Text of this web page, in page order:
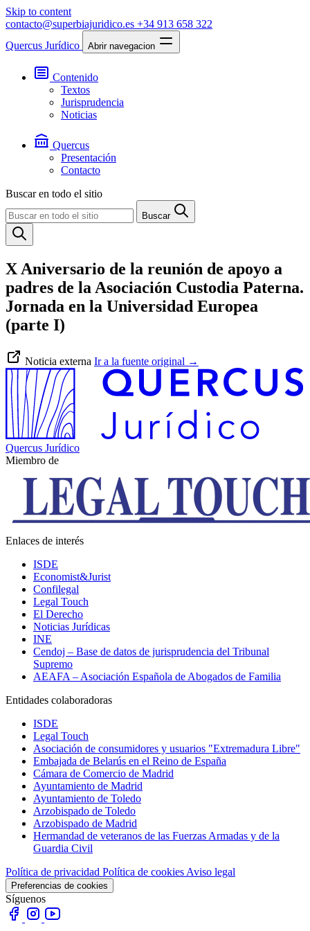
Skip to content
contacto@superbiajuridico.es +34 913 658 322
Quercus Jurídico
Abrir navegacion
Contenido
Textos
Jurisprudencia
Noticias
Quercus
Presentación
Contacto
Buscar en todo el sitio
Buscar
X Aniversario de la reunión de apoyo a
padres de la Asociación Custodia Paterna.
Jornada en la Universidad Europea
(parte I)
Noticia externa Ir a la fuente original →
Quercus Jurídico
Miembro de
Enlaces de interés
ISDE
Economist&Jurist
Confilegal
Legal Touch
El Derecho
Noticias Jurídicas
INE
Cendoj – Base de datos de jurisprudencia del Tribunal
Supremo
AEAFA – Asociación Española de Abogados de Familia
Entidades colaboradoras
ISDE
Legal Touch
Asociación de consumidores y usuarios "Extremadura Libre"
Embajada de Belarús en el Reino de España
Cámara de Comercio de Madrid
Ayuntamiento de Madrid
Ayuntamiento de Toledo
Arzobispado de Toledo
Arzobispado de Madrid
Hermandad de veteranos de las Fuerzas Armadas y de la
Guardia Civil
Política de privacidad Política de cookies Aviso legal
Preferencias de cookies
Síguenos